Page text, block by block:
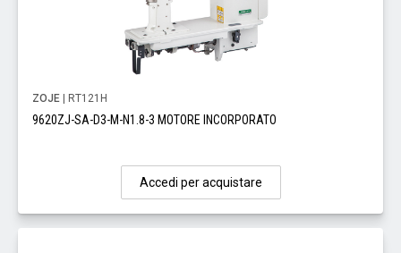
ZOJE | RT121H
9620ZJ-SA-D3-M-N1.8-3 MOTORE INCORPORATO
Accedi per acquistare